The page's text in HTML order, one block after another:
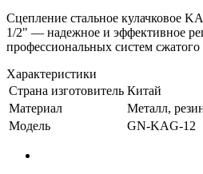
Сцепление стальное кулачковое
1/2" — надежное и эффективное
профессиональных систем сжатого
Характеристики
Страна изготовитель Китай
Материал
Металл,
Модель
GN-KAG-12